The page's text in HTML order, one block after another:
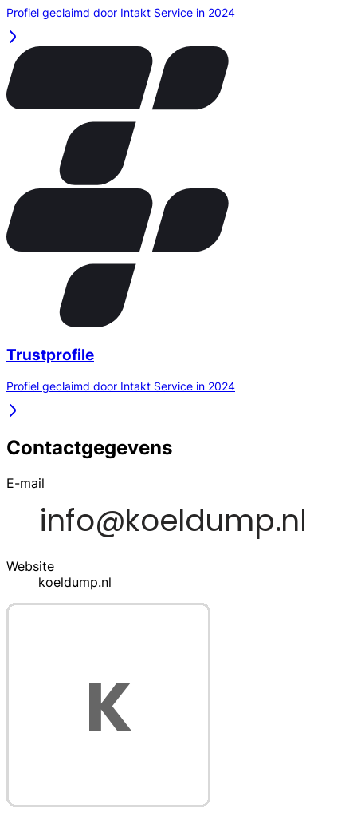
Profiel geclaimd door Intakt Service in 2024
Trustprofile
Profiel geclaimd door Intakt Service in 2024
Contactgegevens
E-mail
Website
koeldump.nl